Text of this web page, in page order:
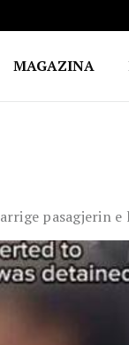
MAGAZINA
pasagjerin